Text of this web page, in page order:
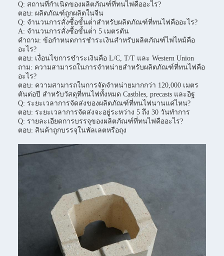
Q: สถานที่กําเนิดของผลิตภัณฑ์ที่ทนไฟคืออะไร?
ตอบ: ผลิตภัณฑ์ถูกผลิตในจีน
Q: จํานวนการสั่งซื้อขั้นต่ําสําหรับผลิตภัณฑ์ที่ทนไฟคืออะไร?
A: จํานวนการสั่งซื้อขั้นต่ํา 5 เมตรตัน
คําถาม: ข้อกําหนดการชําระเงินสําหรับผลิตภัณฑ์ไฟไหม้คือ
อะไร?
ตอบ: เงื่อนไขการชําระเงินคือ L/C, T/T และ Western Union
ถาม: ความสามารถในการจําหน่ายสําหรับผลิตภัณฑ์ที่ทนไฟคือ
อะไร?
ตอบ: ความสามารถในการจัดจําหน่ายมากกว่า 120,000 เมตร
ตันต่อปี สําหรับวัสดุที่ทนไฟทั้งหมด Castbles, precasts และอิฐ
Q: ระยะเวลาการจัดส่งของผลิตภัณฑ์ที่ทนไฟนานแค่ไหน?
ตอบ: ระยะเวลาการจัดส่งจะอยู่ระหว่าง 5 ถึง 30 วันทําการ
Q: รายละเอียดการบรรจุของผลิตภัณฑ์ที่ทนไฟคืออะไร?
ตอบ: สินค้าถูกบรรจุในพัลเลตหรือถุง